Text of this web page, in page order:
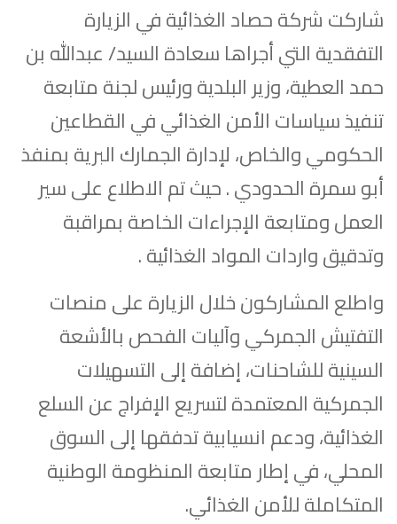
شاركت شركة حصاد الغذائية في الزيارة
التفقدية التي أجراها سعادة السيد/ عبدالله بن
حمد العطية، وزير البلدية ورئيس لجنة متابعة
تنفيذ سياسات الأمن الغذائي في القطاعين
الحكومي والخاص، لإدارة الجمارك البرية بمنفذ
أبو سمرة الحدودي . حيث تم الاطلاع على سير
العمل ومتابعة الإجراءات الخاصة بمراقبة
وتدقيق واردات المواد الغذائية .
واطلع المشاركون خلال الزيارة على منصات
التفتيش الجمركي وآليات الفحص بالأشعة
السينية للشاحنات، إضافة إلى التسهيلات
الجمركية المعتمدة لتسريع الإفراج عن السلع
الغذائية، ودعم انسيابية تدفقها إلى السوق
المحلي، في إطار متابعة المنظومة الوطنية
المتكاملة للأمن الغذائي.